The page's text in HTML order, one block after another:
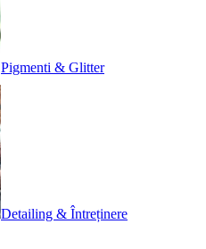
Pigmenti & Glitter
Detailing & Întreținere